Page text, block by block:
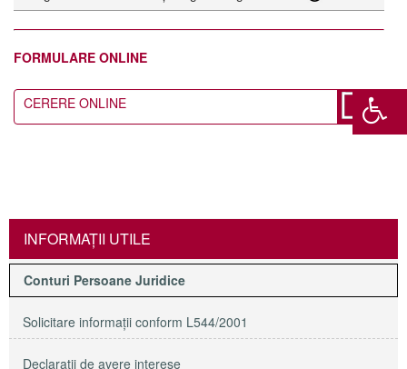
FORMULARE ONLINE
CERERE ONLINE
INFORMAŢII UTILE
Conturi Persoane Juridice
Solicitare informaţii conform L544/2001
Declaraţii de avere interese